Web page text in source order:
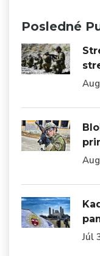
Posledné
Júl